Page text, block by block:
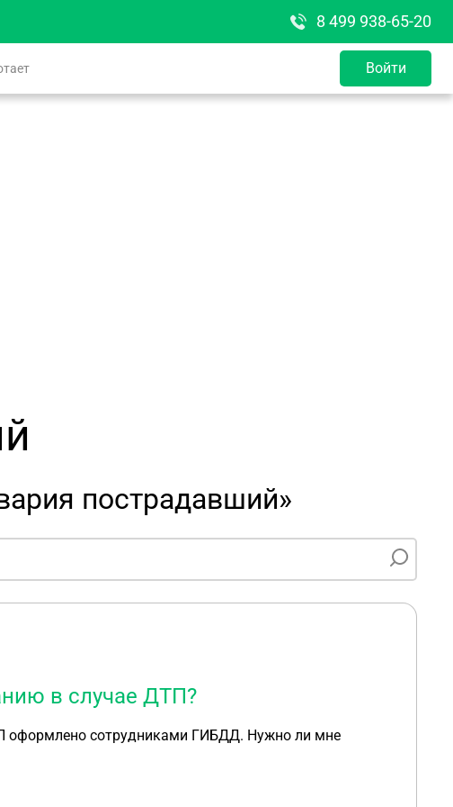
8 499 938-65-20
Войти
пострадавший»
в случае ДТП?
оформлено сотрудниками ГИБДД. Нужно ли мне